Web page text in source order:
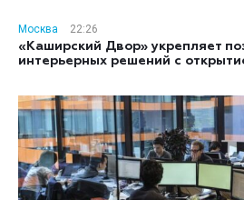
Москва
22:26
«Каширский Двор» укрепляет
интерьерных решений с